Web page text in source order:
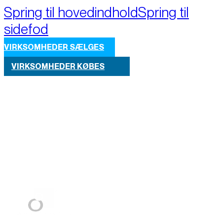
Spring til hovedindholdSpring til
sidefod
VIRKSOMHEDER SÆLGES
VIRKSOMHEDER KØBES